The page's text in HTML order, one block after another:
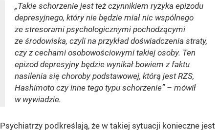
„Takie schorzenie jest też czynnikiem ryzyka epizodu
depresyjnego, który nie będzie miał nic wspólnego
ze stresorami psychologicznymi pochodzącymi
ze środowiska, czyli na przykład doświadczenia straty,
czy z cechami osobowościowymi takiej osoby. Ten
epizod depresyjny będzie wynikał bowiem z faktu
nasilenia się choroby podstawowej, którą jest RZS,
Hashimoto czy inne tego typu schorzenie” – mówił
w wywiadzie.
Psychiatrzy podkreślają, że w takiej sytuacji konieczne jest